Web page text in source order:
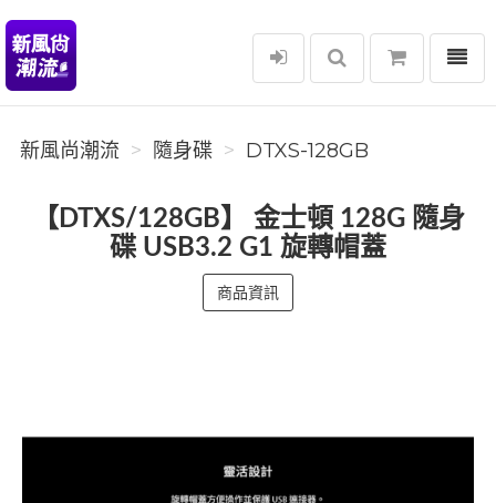
新風尚潮流
選單
新風尚潮流 隨身碟 DTXS-128GB
【DTXS/128GB】 金士頓 128G 隨身
碟 USB3.2 G1 旋轉帽蓋
商品資訊